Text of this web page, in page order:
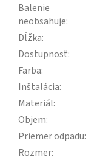
Balenie
neobsahuje:
Dĺžka:
Dostupnosť:
Farba:
Inštalácia:
Materiál:
Objem:
Priemer odpadu:
Rozmer: